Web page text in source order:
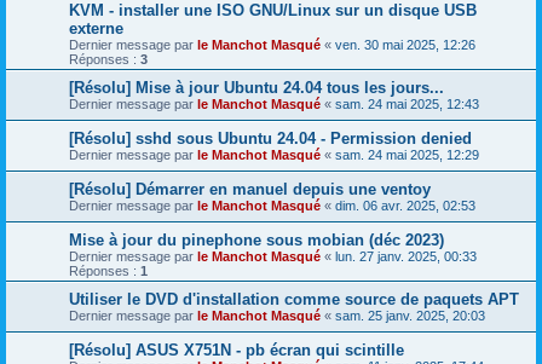
KVM - installer une ISO GNU/Linux sur un disque USB
externe
Dernier message par le Manchot Masqué « ven. 30 mai 2025, 12:26
Réponses : 3
[Résolu] Mise à jour Ubuntu 24.04 tous les jours...
Dernier message par le Manchot Masqué « sam. 24 mai 2025, 12:43
[Résolu] sshd sous Ubuntu 24.04 - Permission denied
Dernier message par le Manchot Masqué « sam. 24 mai 2025, 12:29
[Résolu] Démarrer en manuel depuis une ventoy
Dernier message par le Manchot Masqué « dim. 06 avr. 2025, 02:53
Mise à jour du pinephone sous mobian (déc 2023)
Dernier message par le Manchot Masqué « lun. 27 janv. 2025, 00:33
Réponses : 1
Utiliser le DVD d'installation comme source de paquets APT
Dernier message par le Manchot Masqué « sam. 25 janv. 2025, 20:03
[Résolu] ASUS X751N - pb écran qui scintille